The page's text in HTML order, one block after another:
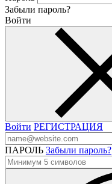
Забыли пароль?
Войти
Войти РЕГИСТРАЦИЯ
ПАРОЛЬ Забыли пароль?